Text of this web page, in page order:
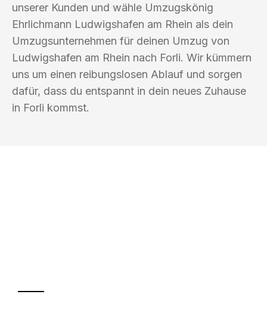
unserer Kunden und wähle Umzugskönig
Ehrlichmann Ludwigshafen am Rhein als dein
Umzugsunternehmen für deinen Umzug von
Ludwigshafen am Rhein nach Forli. Wir kümmern
uns um einen reibungslosen Ablauf und sorgen
dafür, dass du entspannt in dein neues Zuhause
in Forli kommst.